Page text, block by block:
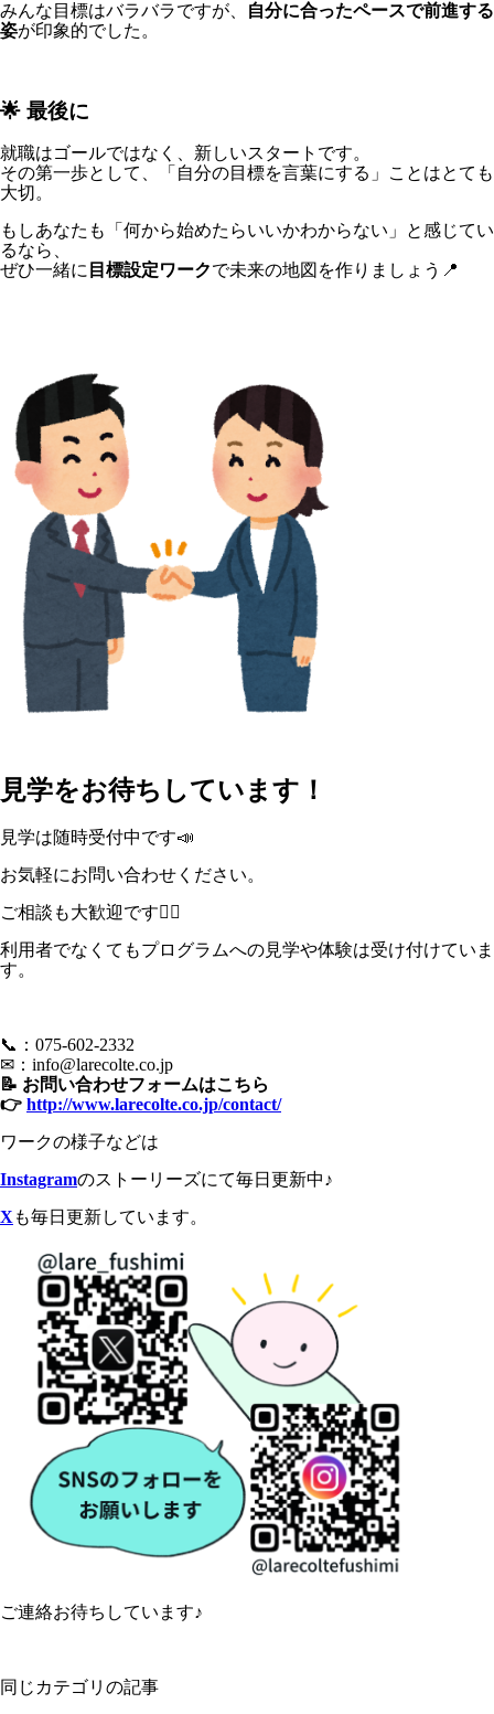
みんな目標はバラバラですが、
自分に合ったペースで前進する
姿が印象的でした。
🌟 最後に
就職はゴールではなく、新しいスタートです。
その第一歩として、「自分の目標を言葉にする」ことはとても
大切。
もしあなたも「何から始めたらいいかわからない」と感じてい
るなら、
ぜひ一緒に 目標設定ワークで未来の地図を作りましょう📍
見学をお待ちしています！
見学は随時受付中です📣
お気軽にお問い合わせください。
ご相談も大歓迎です🙋‍♀️
利用者でなくてもプログラムへの見学や体験は受け付けていま
す。
📞：075-602-2332
✉： info@larecolte.co.jp
📝 お問い合わせフォームはこちら
👉 http://www.larecolte.co.jp/contact/
ワークの様子などは
Instagramのストーリーズにて毎日更新中♪
X も毎日更新しています。
ご連絡お待ちしています♪
同じカテゴリの記事